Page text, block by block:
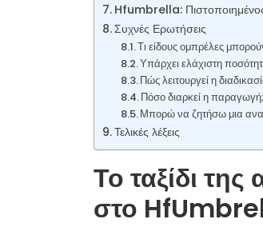
Hfumbrella:
Συχνές Ερωτήσεις
Τι είδους ομπρέλες
Υπάρχει ελάχιστη
Πώς λειτουργεί η
Πόσο διαρκεί η παραγωγή;
Μπορώ να ζητήσω μια
Τελικές λέξεις
Το ταξίδι
στο